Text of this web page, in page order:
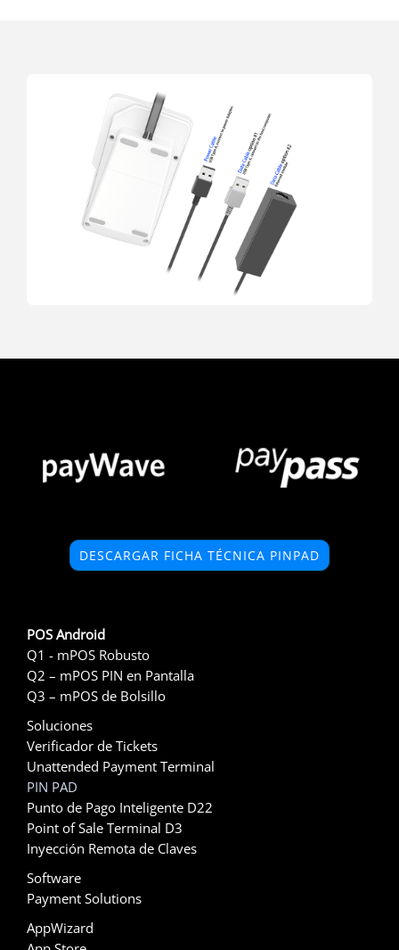
DESCARGAR FICHA TÉCNICA PINPAD
POS Android
Q1 - mPOS Robusto
Q2 – mPOS PIN en Pantalla
Q3 – mPOS de Bolsillo
Soluciones
Verificador de Tickets
Unattended Payment Terminal
PIN PAD
Punto de Pago Inteligente D22
Point of Sale Terminal D3
Inyección Remota de Claves
Software
Payment Solutions
AppWizard